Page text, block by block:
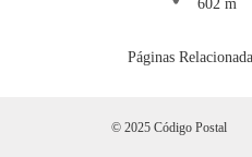
602 m
Páginas
© 2025 Código Postal